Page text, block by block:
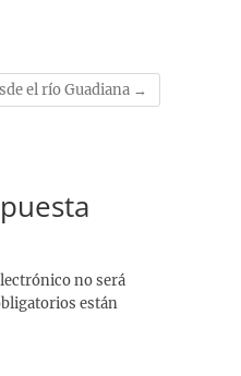
el río Guadiana →
no será
están